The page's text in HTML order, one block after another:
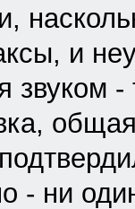
и
звуком
- ни